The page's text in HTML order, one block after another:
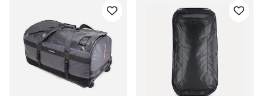
» Till väskor, boxar och förvaring
Vanliga frågor om resväskor